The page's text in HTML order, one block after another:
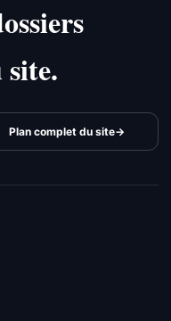
Plan complet du site→